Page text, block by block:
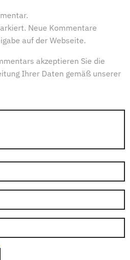
Neue Kommentare
auf der Webseite.
akzeptieren Sie die
Ihrer Daten gemäß unserer